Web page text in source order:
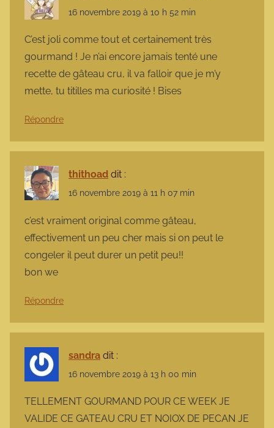
16 novembre 2019 à 10 h 52 min
C’est joli comme tout et certainement très
gourmand ! Je n’ai encore jamais tenté une
recette de gâteau cru, il va falloir que je m’y
mette, tu titilles ma curiosité ! Bises
Répondre
thithoad dit :
16 novembre 2019 à 11 h 07 min
c’est vraiment original comme gâteau,
effectivement un peu cher mais si on peut le
congeler il peut durer un petit peu!!
bon we
Répondre
sandra dit :
16 novembre 2019 à 13 h 00 min
TELLEMENT GOURMAND POUR CE WEEK JE
VALIDE CE GATEAU CRU ET NOIOX DE PECAN JE